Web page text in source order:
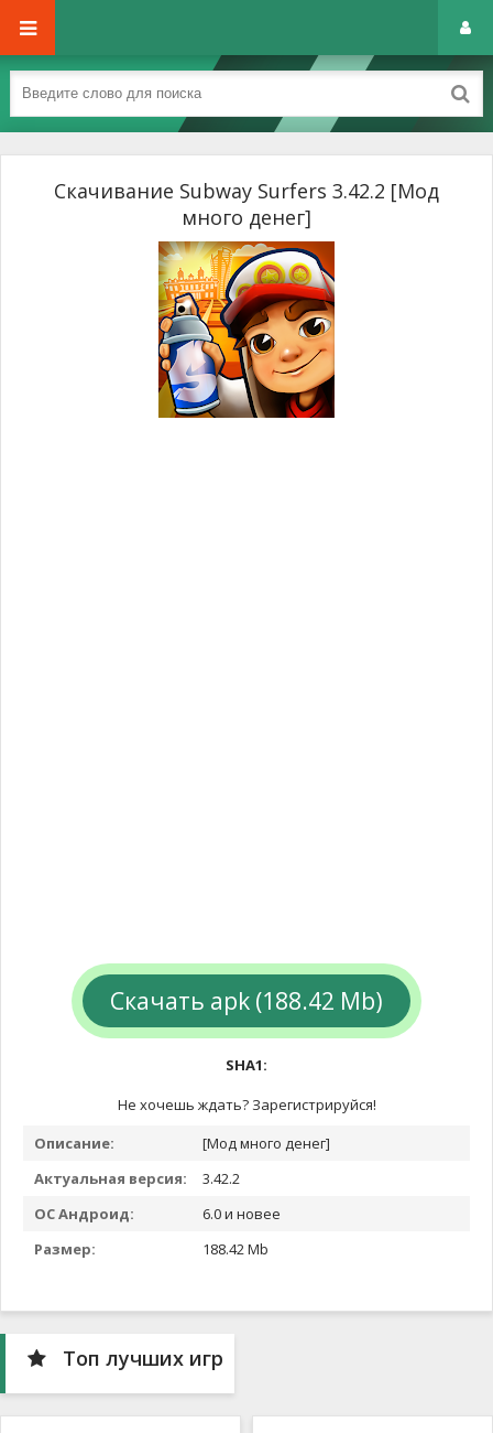
Скачивание Subway Surfers 3.42.2 [Мод
много денег]
Скачать apk (188.42 Mb)
SHA1:
Не хочешь ждать? Зарегистрируйся!
Описание:
[Мод много денег]
Актуальная версия:
3.42.2
ОС Андроид:
6.0 и новее
Размер:
188.42 Mb
Топ лучших игр